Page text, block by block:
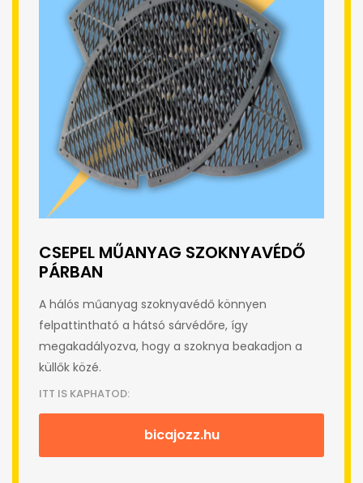
CSEPEL MŰANYAG SZOKNYAVÉDŐ
PÁRBAN
A hálós műanyag szoknyavédő könnyen
felpattintható a hátsó sárvédőre, így
megakadályozva, hogy a szoknya beakadjon a
küllők közé.
ITT IS KAPHATOD:
bicajozz.hu